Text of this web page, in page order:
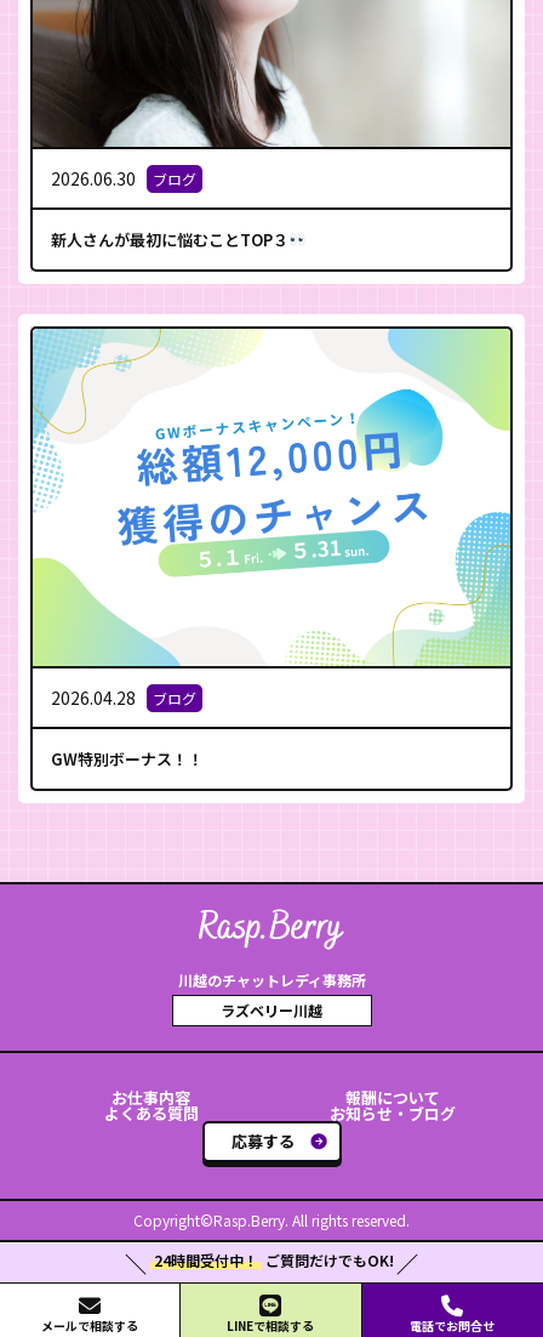
2026.06.30 ブログ
新人さんが最初に悩むことTOP３
2026.04.28 ブログ
GW特別ボーナス！！
川越のチャットレディ事務所
ラズベリー川越
お仕事内容 報酬について
よくある質問
お知らせ・ブログ
応募する
Copyright©Rasp.Berry. All rights reserved.
24時間受付中！ ご質問だけでもOK!
メールで相談する LINEで相談する 電話でお問合せ